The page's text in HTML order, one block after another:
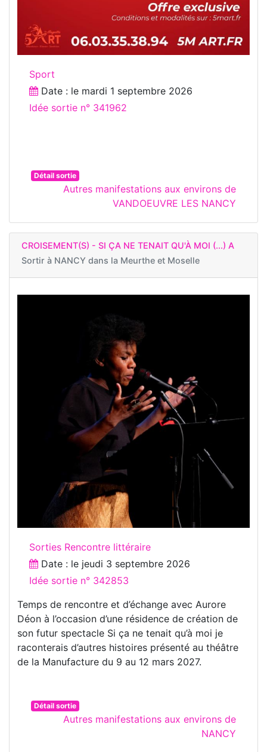
Sport
Date : le mardi 1 septembre 2026
Idée sortie n° 341962
Détail sortie
Autres manifestations aux environs de
VANDOEUVRE LES NANCY
CROISEMENT(S) - SI ÇA NE TENAIT QU'À MOI (...) A
Sortir à NANCY dans la Meurthe et Moselle
Sorties Rencontre littéraire
Date : le jeudi 3 septembre 2026
Idée sortie n° 342853
Temps de rencontre et d’échange avec Aurore
Déon à l’occasion d’une résidence de création de
son futur spectacle Si ça ne tenait qu’à moi je
raconterais d’autres histoires présenté au théâtre
de la Manufacture du 9 au 12 mars 2027.
Détail sortie
Autres manifestations aux environs de
NANCY